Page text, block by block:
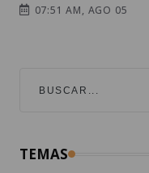
07:51 AM, AGO 05
TEMAS